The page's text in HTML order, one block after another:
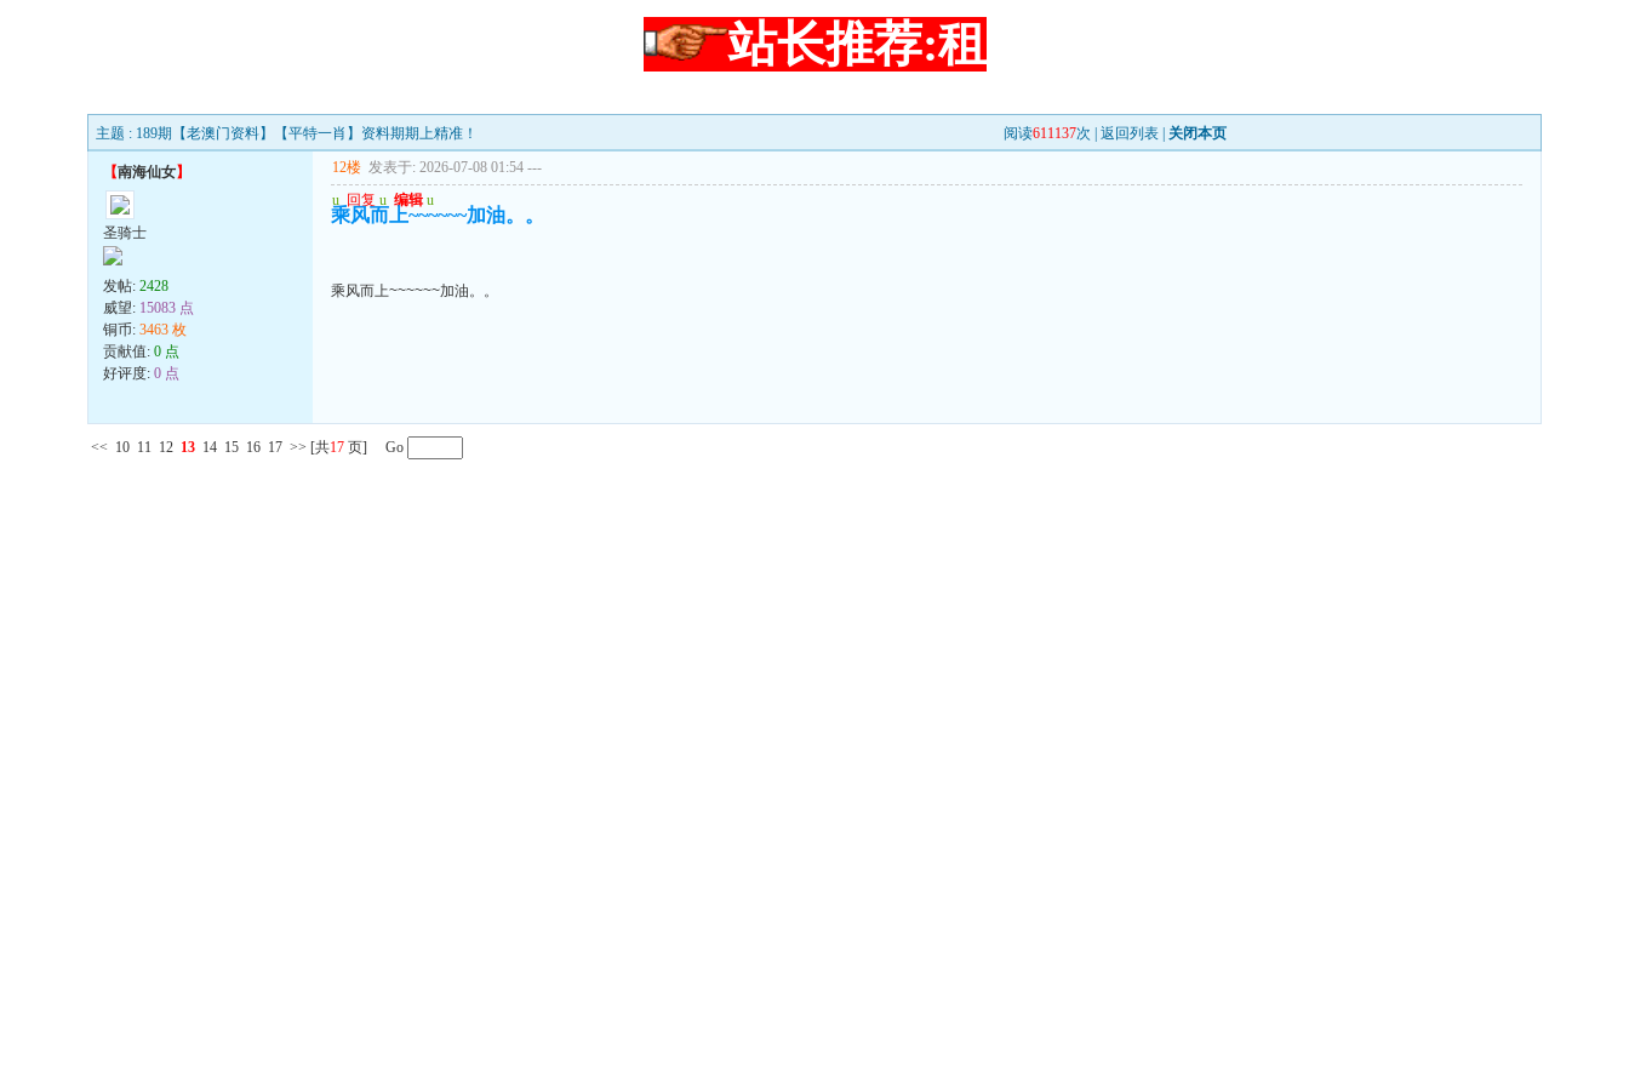
站长推荐:租
主题 : 189期【老澳门资料】【平特一肖】资料期期上精准！ 阅读611137次 | 返回列表 关闭本页
【南海仙女】
圣骑士
发帖: 2428
威望: 15083 点
铜币: 3463 枚
贡献值: 0 点
好评度: 0 点
12楼 发表于: 2026-07-08 01:54 ---
u 回复 u 编辑 u
乘风而上~~~~~~加油。。
乘风而上~~~~~~加油。。
<< 10 11 12 13 14 15 16 17 >> [共17 页] Go